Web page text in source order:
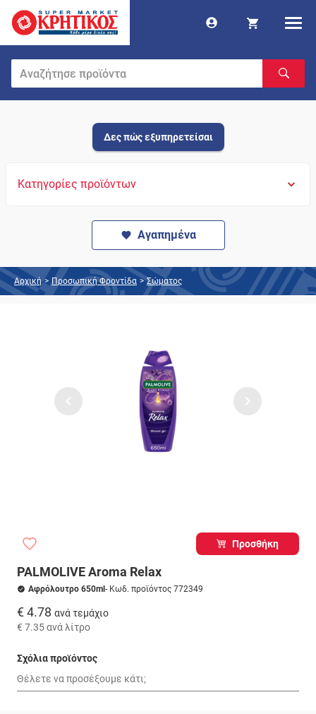
Δες πώς εξυπηρετείσαι
Κατηγορίες προϊόντων
Αγαπημένα
Αρχική > Προσωπική Φροντίδα > Σώματος
Προσθήκη
PALMOLIVE Aroma Relax
Αφρόλουτρο 650ml - Κωδ. προϊόντος 772349
€ 4.78 ανά τεμάχιο
€ 7.35ανά λίτρο
Σχόλια προϊόντος